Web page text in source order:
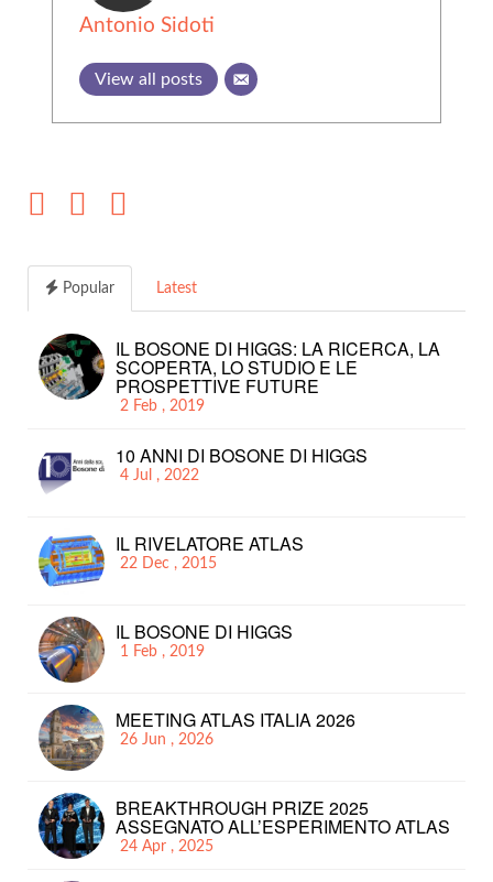
Antonio Sidoti
View all posts
Popular Latest
IL BOSONE DI HIGGS: LA RICERCA, LA
SCOPERTA, LO STUDIO E LE
PROSPETTIVE FUTURE
2 Feb , 2019
10 ANNI DI BOSONE DI HIGGS
4 Jul , 2022
IL RIVELATORE ATLAS
22 Dec , 2015
IL BOSONE DI HIGGS
1 Feb , 2019
MEETING ATLAS ITALIA 2026
26 Jun , 2026
BREAKTHROUGH PRIZE 2025
ASSEGNATO ALL’ESPERIMENTO ATLAS
24 Apr , 2025